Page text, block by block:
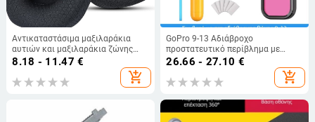
Αντικαταστάσιμα μαξιλαράκια
αυτιών και μαξιλαράκια ζώνης
κεφαλής για Logitech G733/G335
8.18 - 11.47 €
add_shopping_cart
GoPro 9-13 Αδιάβροχο
προστατευτικό περίβλημα με
ράβδους πλευστότητας και φίλτρο
26.66 - 27.10 €
add_shopping_cart